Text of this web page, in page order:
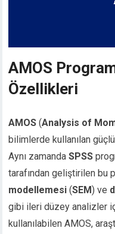
AMOS
Özellikleri
AMOS (Analysis of
bilimlerde kullanılan
Aynı zamandaSPSS
tarafından geliştirilen bu
modellemesi (SEM) ve
gibi ileri düzey analizler
kullanılabilen AMOS,